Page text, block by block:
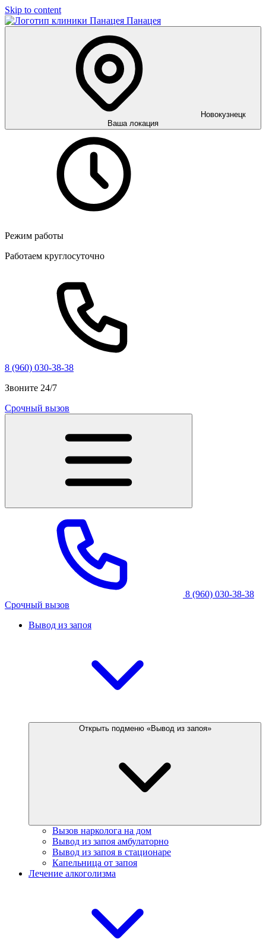
Skip to content
Панацея
Новокузнецк
Ваша локация
Режим работы
Работаем круглосуточно
8 (960) 030-38-38
Звоните 24/7
Срочный вызов
8 (960) 030-38-38
Срочный вызов
Вывод из запоя
Открыть подменю «Вывод из запоя»
Вызов нарколога на дом
Вывод из запоя амбулаторно
Вывод из запоя в стационаре
Капельница от запоя
Лечение алкоголизма